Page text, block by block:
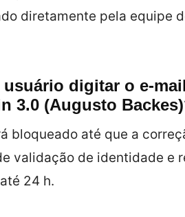
diretamente pela equipe
digitar o
3.0 (Augusto
bloqueado até que a
validação de identidade e
24 h.